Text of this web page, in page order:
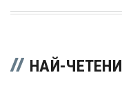
НАЙ-ЧЕТЕНИ